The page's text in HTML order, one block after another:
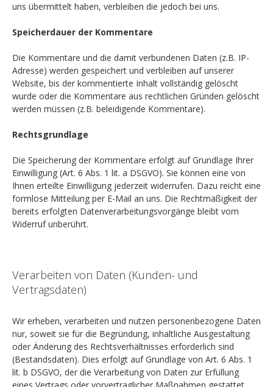
uns übermittelt haben, verbleiben die jedoch bei uns.
Speicherdauer der Kommentare
Die Kommentare und die damit verbundenen Daten (z.B. IP-
Adresse) werden gespeichert und verbleiben auf unserer
Website, bis der kommentierte Inhalt vollständig gelöscht
wurde oder die Kommentare aus rechtlichen Gründen gelöscht
werden müssen (z.B. beleidigende Kommentare).
Rechtsgrundlage
Die Speicherung der Kommentare erfolgt auf Grundlage Ihrer
Einwilligung (Art. 6 Abs. 1 lit. a DSGVO). Sie können eine von
Ihnen erteilte Einwilligung jederzeit widerrufen. Dazu reicht eine
formlose Mitteilung per E-Mail an uns. Die Rechtmäßigkeit der
bereits erfolgten Datenverarbeitungsvorgänge bleibt vom
Widerruf unberührt.
Verarbeiten von Daten (Kunden- und
Vertragsdaten)
Wir erheben, verarbeiten und nutzen personenbezogene Daten
nur, soweit sie für die Begründung, inhaltliche Ausgestaltung
oder Änderung des Rechtsverhältnisses erforderlich sind
(Bestandsdaten). Dies erfolgt auf Grundlage von Art. 6 Abs. 1
lit. b DSGVO, der die Verarbeitung von Daten zur Erfüllung